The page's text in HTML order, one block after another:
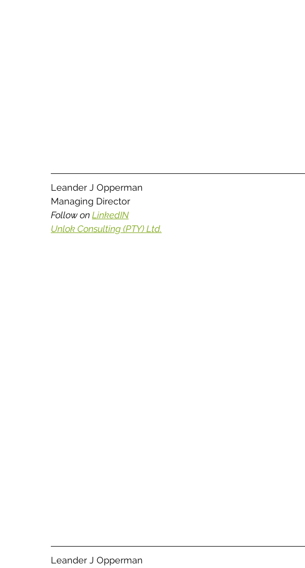
Leander J Opperman
Managing Director
Follow on LinkedIN
Unlok Consulting (PTY) Ltd.
Leander J Opperman